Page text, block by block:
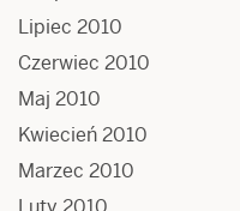
Lipiec 2010
Czerwiec 2010
Maj 2010
Kwiecień 2010
Marzec 2010